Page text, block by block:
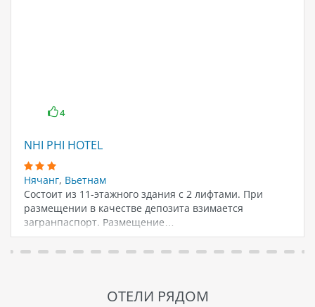
4
NHI PHI HOTEL
Нячанг, Вьетнам
Состоит из 11-этажного здания с 2 лифтами. При
размещении в качестве депозита взимается
загранпаспорт. Размещение…
ОТЕЛИ РЯДОМ